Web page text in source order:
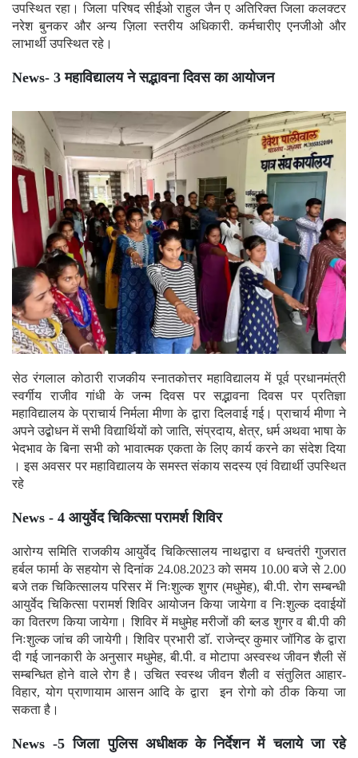
उपस्थित रहा। जिला परिषद सीईओ राहुल जैन ए अतिरिक्त जिला कलक्टर
नरेश बुनकर और अन्य ज़िला स्तरीय अधिकारी. कर्मचारीए एनजीओ और
लाभार्थी उपस्थित रहे।
News- 3 महाविद्यालय ने सद्भावना दिवस का आयोजन
सेठ रंगलाल कोठारी राजकीय स्नातकोत्तर महाविद्यालय में पूर्व प्रधानमंत्री
स्वर्गीय राजीव गांधी के जन्म दिवस पर सद्भावना दिवस पर प्रतिज्ञा
महाविद्यालय के प्राचार्य निर्मला मीणा के द्वारा दिलवाई गई। प्राचार्य मीणा ने
अपने उद्बोधन में सभी विद्यार्थियों को जाति, संप्रदाय, क्षेत्र, धर्म अथवा भाषा के
भेदभाव के बिना सभी को भावात्मक एकता के लिए कार्य करने का संदेश दिया
। इस अवसर पर महाविद्यालय के समस्त संकाय सदस्य एवं विद्यार्थी उपस्थित
रहे
News - 4 आयुर्वेद चिकित्सा परामर्श शिविर
आरोग्य समिति राजकीय आयुर्वेद चिकित्सालय नाथद्वारा व धन्वतंरी गुजरात
हर्बल फार्मा के सहयोग से दिनांक 24.08.2023 को समय 10.00 बजे से 2.00
बजे तक चिकित्सालय परिसर में निःशुल्क शुगर (मधुमेह), बी.पी. रोग सम्बन्धी
आयुर्वेद चिकित्सा परामर्श शिविर आयोजन किया जायेगा व निःशुल्क दवाईयों
का वितरण किया जायेगा। शिविर में मधुमेह मरीजों की ब्लड शुगर व बी.पी की
निःशुल्क जांच की जायेगी। शिविर प्रभारी डॉ. राजेन्द्र कुमार जॉगिड के द्वारा
दी गई जानकारी के अनुसार मधुमेह, बी.पी. व मोटापा अस्वस्थ जीवन शैली सें
सम्बन्धित होने वाले रोग है। उचित स्वस्थ जीवन शैली व संतुलित आहार-
विहार, योग प्राणायाम आसन आदि के द्वारा इन रोगो को ठीक किया जा
सकता है।
News -5 जिला पुलिस अधीक्षक के निर्देशन में चलाये जा रहे